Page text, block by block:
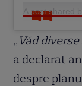
A post shared
„ Văd
a declarat
despre